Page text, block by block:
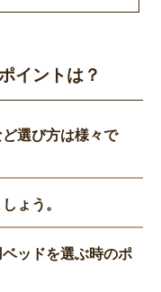
イントは？
選び方は様々で
ょう。
込むような形状を選ぶ
ふかふかした素材を使
ッドを選ぶ時のポ